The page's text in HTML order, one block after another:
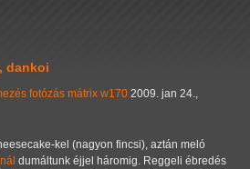
dankoi
fotózás mátrix w170 2009. jan 24.,
kel (nagyon fincsi), aztán meló
dumáltunk éjjel háromig. Reggeli ébredés